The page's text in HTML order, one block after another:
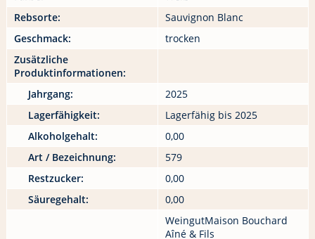
Rebsorte:
Sauvignon Blanc
Geschmack:
trocken
Zusätzliche
Produktinformationen:
Jahrgang:
2025
Lagerfähigkeit:
Lagerfähig bis 2025
Alkoholgehalt:
0,00
Art / Bezeichnung:
579
Restzucker:
0,00
Säuregehalt:
0,00
WeingutMaison Bouchard
Aîné & Fils